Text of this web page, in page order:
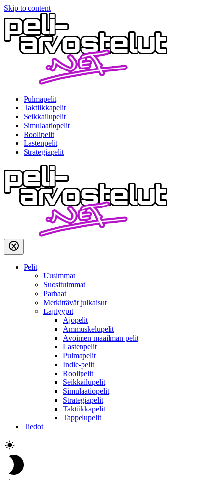
Skip to content
Pulmapelit
Taktiikkapelit
Seikkailupelit
Simulaatiopelit
Roolipelit
Lastenpelit
Strategiapelit
Pelit
Uusimmat
Suosituimmat
Parhaat
Merkittävät julkaisut
Lajityypit
Ajopelit
Ammuskelupelit
Avoimen maailman pelit
Lastenpelit
Pulmapelit
Indie-pelit
Roolipelit
Seikkailupelit
Simulaatiopelit
Strategiapelit
Taktiikkapelit
Tappelupelit
Tiedot